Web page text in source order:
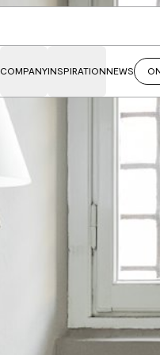
COMPANYINSPIRATIONNEWS